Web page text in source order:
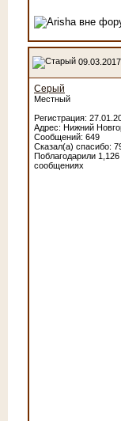
Серый
Местный
Регистрация:
Адрес: Нижний
Сообщений: 649
Сказал(а) спасибо:
Поблагодарили
сообщениях